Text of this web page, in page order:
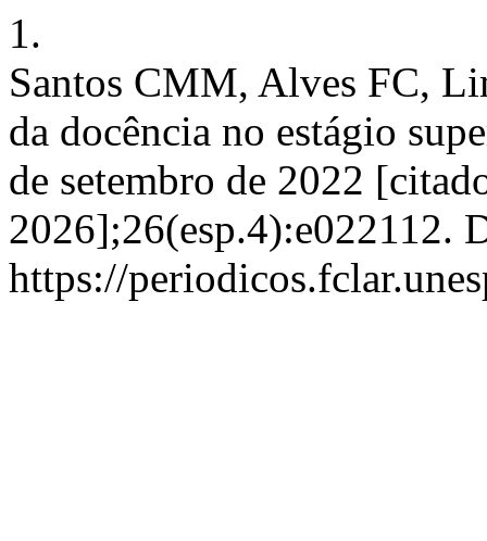
1.
Santos CMM, Alves FC,
da docência no estágio
de setembro de 2022
2026];26(esp.4):e022112.
https://